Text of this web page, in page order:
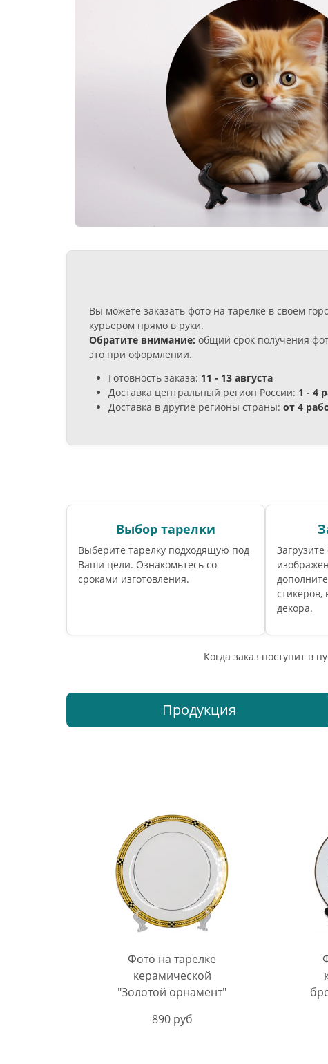
Вы можете заказать фото на тарелке в своём
курьером прямо в руки.
Обратите внимание: общий срок получения
это при оформлении.
Готовность заказа: 11 - 13 августа
Доставка центральный регион России: 1 - 4
Доставка в другие регионы страны: от 4
Выбор тарелки
Выберите тарелку подходящую под
Ваши цели. Ознакомьтесь со
сроками изготовления.
стикеров,
декора.
Когда заказ поступит в
Продукция
Фото на тарелке
керамической
"Золотой орнамент"
890 руб